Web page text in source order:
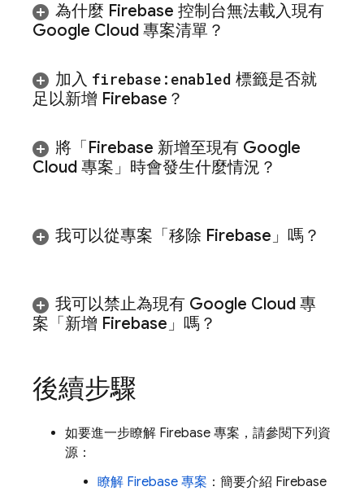
為什麼 Firebase 控制台無法載入現有
Google Cloud 專案清單？
加入 firebase:enabled 標籤是否就
足以新增 Firebase？
將「Firebase 新增至現有 Google
Cloud 專案」時會發生什麼情況？
我可以從專案「移除 Firebase」嗎？
我可以禁止為現有 Google Cloud 專
案「新增 Firebase」嗎？
後續步驟
如要進一步瞭解 Firebase 專案，請參閱下列資
源：
瞭解 Firebase 專案 ：簡要介紹 Firebase